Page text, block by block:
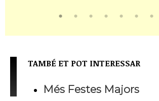
TAMBÉ ET POT INTERESSAR
Més Festes Majors